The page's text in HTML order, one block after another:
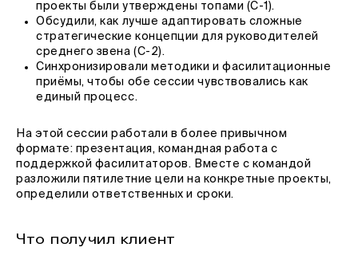
проекты были утверждены топами (С-1).
Обсудили, как лучше адаптировать сложные
стратегические концепции для руководителей
среднего звена (С-2).
Синхронизировали методики и фасилитационные
приёмы, чтобы обе сессии чувствовались как
единый процесс.
На этой сессии работали в более привычном
формате: презентация, командная работа с
поддержкой фасилитаторов. Вместе с командой
разложили пятилетние цели на конкретные проекты,
определили ответственных и сроки.
Что получил клиент